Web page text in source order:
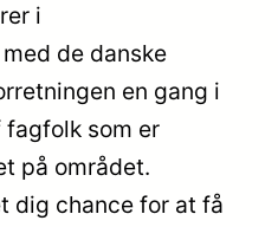
i
de danske
en gang i
som er
på området.
dig chance for at få